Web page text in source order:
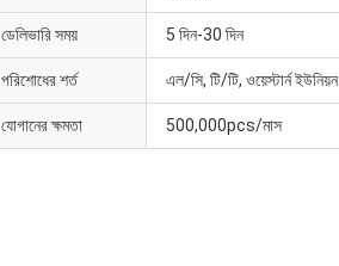
ডেলিভারি সময় 5 দিন-30 দিন
পরিশোধের শর্ত এল/সি, টি/টি, ওয়েস্টার্ন ইউনিয়ন
যোগানের ক্ষমতা 500,000pcs/মাস